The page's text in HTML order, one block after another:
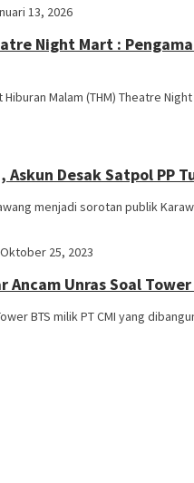
13, 2026
Night Mart :
Hiburan Malam (THM) Theatre
Desak Satpol PP
menjadi sorotan publik
Oktober 25, 2023
Ancam Unras Soal Tower
BTS milik PT CMI yang